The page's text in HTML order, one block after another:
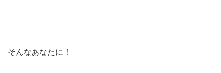
そんなあなたに！